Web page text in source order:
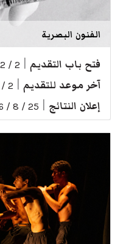
الفنون البصرية
فتح باب التقديم 2 / 2 / 2026
آخر موعد للتقديم 2 / 4 / 2026
إعلان النتائج 25 / 8 / 2026